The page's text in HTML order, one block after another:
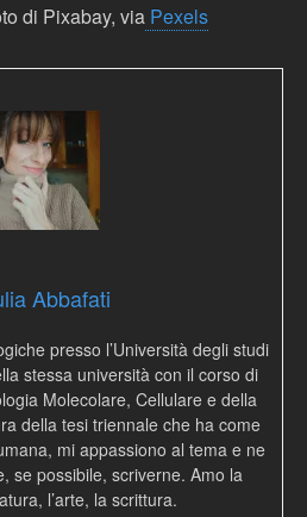
di Pixabay, via Pexels
Abbafati
presso l’Università degli studi
stessa università con il corso di
Molecolare, Cellulare e della
della tesi triennale che ha come
mi appassiono al tema e ne
se possibile, scriverne. Amo la
l’arte, la scrittura.